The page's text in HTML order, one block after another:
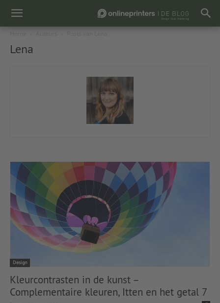
Lena
Design
Kleurcontrasten in de kunst –
Complementaire kleuren, Itten en het getal 7